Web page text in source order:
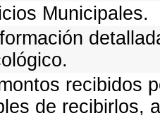
Municipales.
recibidos
de recibirlos,